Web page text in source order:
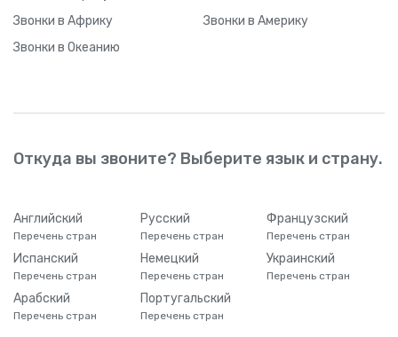
Звонки в Африку Звонки в Америку
Звонки в Океанию
Откуда вы звоните? Выберите язык и страну.
Английский
Перечень стран
Русский
Перечень стран
Французский
Перечень стран
Испанский
Перечень стран
Немецкий
Перечень стран
Украинский
Перечень стран
Арабский
Перечень стран
Португальский
Перечень стран